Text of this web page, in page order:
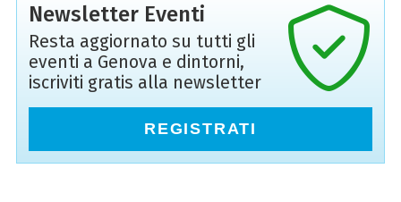
Newsletter Eventi
Resta aggiornato su tutti gli
eventi a Genova e dintorni,
iscriviti gratis alla newsletter
REGISTRATI